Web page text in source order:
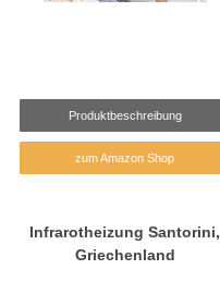
Produktbeschreibung
zum Amazon Shop
Infrarotheizung Santorini,
Griechenland